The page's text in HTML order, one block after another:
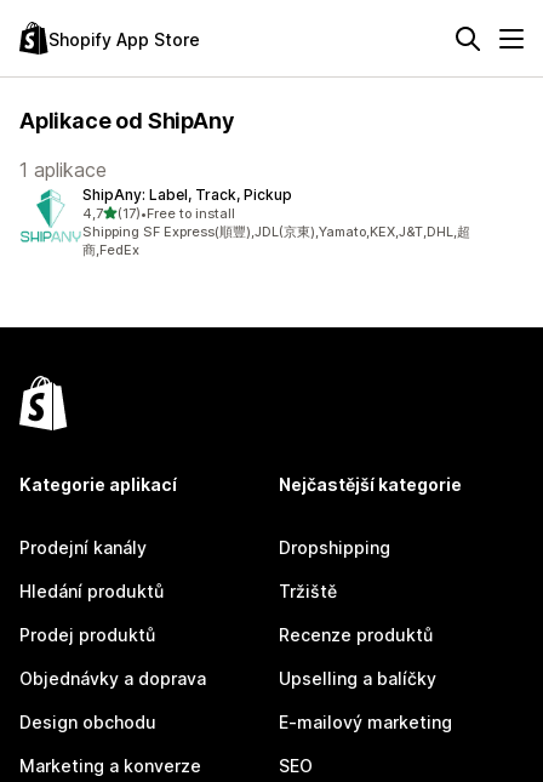
Shopify App Store
Aplikace od ShipAny
1 aplikace
ShipAny: Label, Track, Pickup
4,7z 5 hvězd
(17)
Celkový počet recenzí: 17
•Free to install
Shipping SF Express(順豐),JDL(京東),Yamato,KEX,J&T,DHL,超
商,FedEx
Kategorie aplikací
Prodejní kanály
Hledání produktů
Prodej produktů
Objednávky a doprava
Design obchodu
Marketing a konverze
Nejčastější kategorie
Dropshipping
Tržiště
Recenze produktů
Upselling a balíčky
E-mailový marketing
SEO